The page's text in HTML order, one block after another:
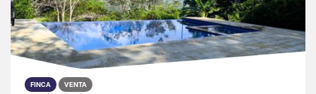
FINCA VENTA